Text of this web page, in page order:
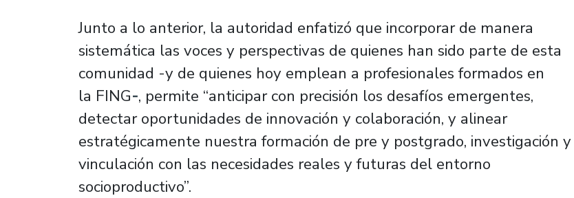
Junto a lo anterior, la autoridad enfatizó que incorporar de manera
sistemática las voces y perspectivas de quienes han sido parte de esta
comunidad -y de quienes hoy emplean a profesionales formados en
la FING-, permite “anticipar con precisión los desafíos emergentes,
detectar oportunidades de innovación y colaboración, y alinear
estratégicamente nuestra formación de pre y postgrado, investigación y
vinculación con las necesidades reales y futuras del entorno
socioproductivo”.